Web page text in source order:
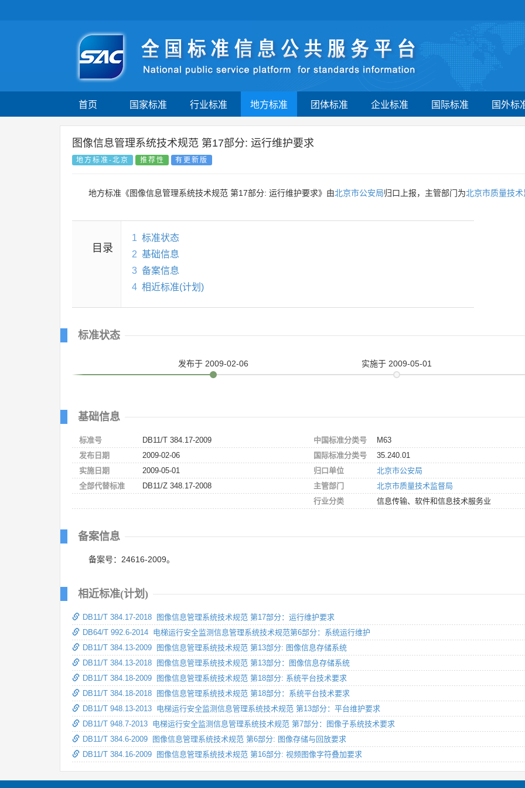
首页 国家标准 行业标准 地方标准 团体标准 企业标准 国际标准 国外标
图像信息管理系统技术规范 第17部分: 运行维护要求
地方标准-北京 推荐性 有更新版
地方标准《图像信息管理系统技术规范 第17部分: 运行维护要求》由北京市公安局归口上报，主管部门为北京市质量技
目录
1 标准状态
2 基础信息
3 备案信息
4 相近标准(计划)
标准状态
发布于 2009-02-06 实施于 2009-05-01
基础信息
标准号
DB11/T 384.17-2009
发布日期
2009-02-06
实施日期
2009-05-01
全部代替标准
DB11/Z 348.17-2008
中国标准分类号
M63
国际标准分类号
35.240.01
归口单位
北京市公安局
主管部门
北京市质量技术监督局
行业分类
信息传输、软件和信息技术服务业
备案信息
备案号：24616-2009。
相近标准(计划)
DB11/T 384.17-2018 图像信息管理系统技术规范 第17部分：运行维护要求
DB64/T 992.6-2014 电梯运行安全监测信息管理系统技术规范第6部分：系统运行维护
DB11/T 384.13-2009 图像信息管理系统技术规范 第13部分: 图像信息存储系统
DB11/T 384.13-2018 图像信息管理系统技术规范 第13部分：图像信息存储系统
DB11/T 384.18-2009 图像信息管理系统技术规范 第18部分: 系统平台技术要求
DB11/T 384.18-2018 图像信息管理系统技术规范 第18部分：系统平台技术要求
DB11/T 948.13-2013 电梯运行安全监测信息管理系统技术规范 第13部分：平台维护要求
DB11/T 948.7-2013 电梯运行安全监测信息管理系统技术规范 第7部分：图像子系统技术要求
DB11/T 384.6-2009 图像信息管理系统技术规范 第6部分: 图像存储与回放要求
DB11/T 384.16-2009 图像信息管理系统技术规范 第16部分: 视频图像字符叠加要求